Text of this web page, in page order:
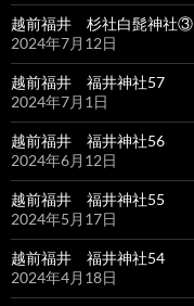
越前福井 杉社白髭神社③
2024年7月12日
越前福井 福井神社57
2024年7月1日
越前福井 福井神社56
2024年6月12日
越前福井 福井神社55
2024年5月17日
越前福井 福井神社54
2024年4月18日